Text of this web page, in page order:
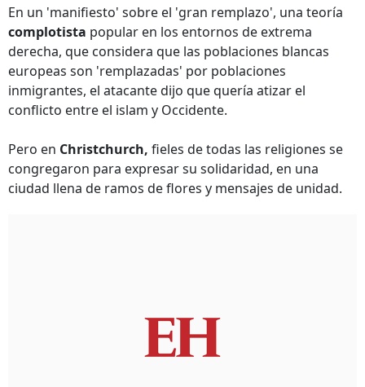
En un 'manifiesto' sobre el 'gran remplazo', una teoría
complotista popular en los entornos de extrema
derecha, que considera que las poblaciones blancas
europeas son 'remplazadas' por poblaciones
inmigrantes, el atacante dijo que quería atizar el
conflicto entre el islam y Occidente.
Pero en Christchurch, fieles de todas las religiones se
congregaron para expresar su solidaridad, en una
ciudad llena de ramos de flores y mensajes de unidad.